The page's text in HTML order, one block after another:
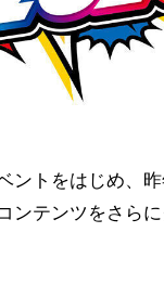
ントをはじめ、
ンテンツをさら